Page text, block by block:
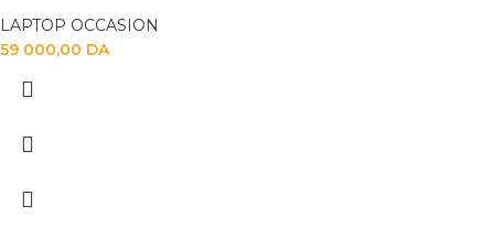
LAPTOP OCCASION
59 000,00 DA